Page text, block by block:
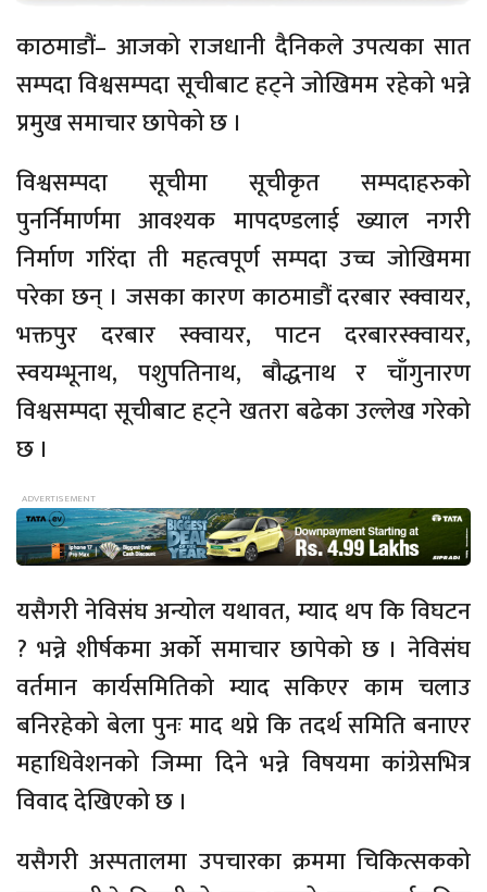
काठमाडौं– आजको राजधानी दैनिकले उपत्यका सात
सम्पदा विश्वसम्पदा सूचीबाट हट्ने जोखिमम रहेको भन्ने
प्रमुख समाचार छापेको छ ।
विश्वसम्पदा सूचीमा सूचीकृत सम्पदाहरुको
पुनर्निमार्णमा आवश्यक मापदण्डलाई ख्याल नगरी
निर्माण गरिंदा ती महत्वपूर्ण सम्पदा उच्च जोखिममा
परेका छन् । जसका कारण काठमाडौं दरबार स्क्वायर,
भक्तपुर दरबार स्क्वायर, पाटन दरबारस्क्वायर,
स्वयम्भूनाथ, पशुपतिनाथ, बौद्धनाथ र चाँगुनारण
विश्वसम्पदा सूचीबाट हट्ने खतरा बढेका उल्लेख गरेको
छ ।
यसैगरी नेविसंघ अन्योल यथावत, म्याद थप कि विघटन
? भन्ने शीर्षकमा अर्को समाचार छापेको छ । नेविसंघ
वर्तमान कार्यसमितिको म्याद सकिएर काम चलाउ
बनिरहेको बेला पुनः माद थप्ने कि तदर्थ समिति बनाएर
महाधिवेशनको जिम्मा दिने भन्ने विषयमा कांग्रेसभित्र
विवाद देखिएको छ ।
यसैगरी अस्पतालमा उपचारका क्रममा चिकित्सकको